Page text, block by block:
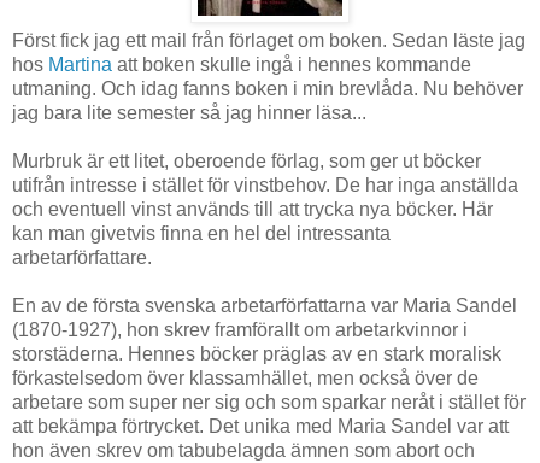
Först fick jag ett mail från förlaget om boken. Sedan läste jag
hos Martina att boken skulle ingå i hennes kommande
utmaning. Och idag fanns boken i min brevlåda. Nu behöver
jag bara lite semester så jag hinner läsa...
Murbruk är ett litet, oberoende förlag, som ger ut böcker
utifrån intresse i stället för vinstbehov. De har inga anställda
och eventuell vinst används till att trycka nya böcker. Här
kan man givetvis finna en hel del intressanta
arbetarförfattare.
En av de första svenska arbetarförfattarna var Maria Sandel
(1870-1927), hon skrev framförallt om arbetarkvinnor i
storstäderna. Hennes böcker präglas av en stark moralisk
förkastelsedom över klassamhället, men också över de
arbetare som super ner sig och som sparkar neråt i stället för
att bekämpa förtrycket. Det unika med Maria Sandel var att
hon även skrev om tabubelagda ämnen som abort och